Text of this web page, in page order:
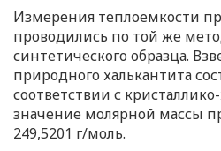
Измерения теплоемкости
проводились по той же
синтетического образца.
природного халькантита
соответствии с
значение молярной массы
249,5201 г/моль.